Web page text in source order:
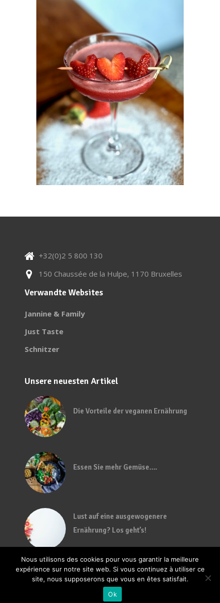
+32(0)2 5 800 130
150 Chaussée de la Hulpe, 1170 Bruxelles
Verwandte Websites
Jannine & Family
Just Taste
Schnitzer
Unsere neuesten Artikel
Die Vorteile der veganen Ernährung
Essen Sie mehr Gemüse….
Lust auf eine ausgewogenere
Ernährung? Los geht’s!
Nous utilisons des cookies pour vous garantir la meilleure
expérience sur notre site web. Si vous continuez à utiliser ce
site, nous supposerons que vous en êtes satisfait.
Ok